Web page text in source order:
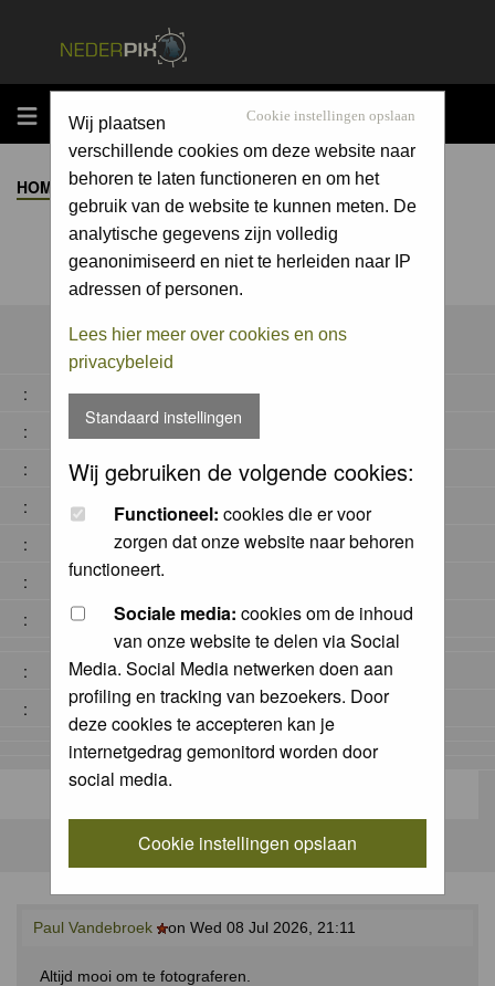
MENU Cookie instellingen opslaan
Wij plaatsen
verschillende cookies om deze website naar
behoren te laten functioneren en om het
gebruik van de website te kunnen meten. De
analytische gegevens zijn volledig
geanonimiseerd en niet te herleiden naar IP
adressen of personen.
Lees hier meer over cookies en ons
privacybeleid
Standaard instellingen
Wij gebruiken de volgende cookies:
Functioneel: cookies die er voor
zorgen dat onze website naar behoren
functioneert.
Sociale media: cookies om de inhoud
van onze website te delen via Social
Media. Social Media netwerken doen aan
profiling en tracking van bezoekers. Door
deze cookies te accepteren kan je
internetgedrag gemonitord worden door
social media.
Cookie instellingen opslaan
HOME >ALBUM >
:
:
:
:
:
:
:
:
:
Paul Vandebroek on Wed 08 Jul 2026, 21:11
Altijd mooi om te fotograferen.